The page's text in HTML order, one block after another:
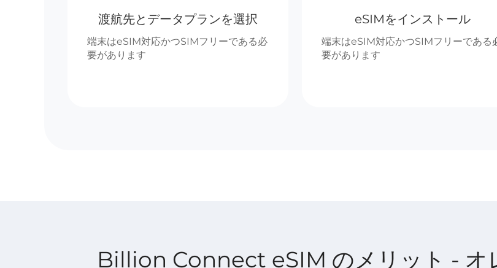
渡航先とデータプランを選択
端末はeSIM対応かつSIMフリーである必
要があります
eSIMをインストール
端末はeSIM対応かつSIMフリーである
要があります
Billion Connect eSIM のメリット - オ